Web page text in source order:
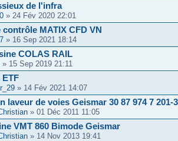
de l'infra
» 24 Fév 2020 22:01
MATIX CFD VN
» 16 Sep 2021 18:14
COLAS RAIL
» 15 Sep 2019 21:11
ETF
» 14 Fév 2021 14:07
laveur de voies Geismar 30 87 974 7 201-3
» 01 Déc 2011 11:05
VMT 860 Bimode Geismar
» 14 Nov 2013 19:41